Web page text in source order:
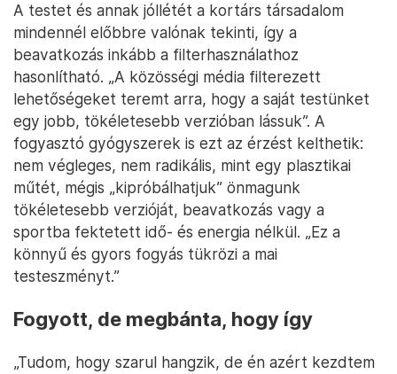
A testet és annak jóllétét a kortárs társadalom
mindennél előbbre valónak tekinti, így a
beavatkozás inkább a filterhasználathoz
hasonlítható. „A közösségi média filterezett
lehetőségeket teremt arra, hogy a saját testünket
egy jobb, tökéletesebb verzióban lássuk”. A
fogyasztó gyógyszerek is ezt az érzést kelthetik:
nem végleges, nem radikális, mint egy plasztikai
műtét, mégis „kipróbálhatjuk” önmagunk
tökéletesebb verzióját, beavatkozás vagy a
sportba fektetett idő- és energia nélkül. „Ez a
könnyű és gyors fogyás tükrözi a mai
testeszményt.”
Fogyott, de megbánta, hogy így
„Tudom, hogy szarul hangzik, de én azért kezdtem